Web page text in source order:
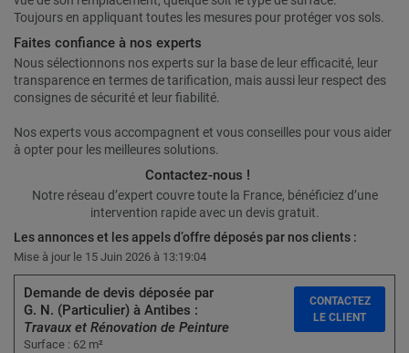
Toujours en appliquant toutes les mesures pour protéger vos sols.
Faites confiance à nos experts
Nous sélectionnons nos experts sur la base de leur efficacité, leur
transparence en termes de tarification, mais aussi leur respect des
consignes de sécurité et leur fiabilité.
Nos experts vous accompagnent et vous conseilles pour vous aider
à opter pour les meilleures solutions.
Contactez-nous !
Notre réseau d’expert couvre toute la France, bénéficiez d’une
intervention rapide avec un devis gratuit.
Les annonces et les appels d’offre déposés par nos clients :
Mise à jour le 15 Juin 2026 à 13:19:04
Demande de devis déposée par
G. N. (Particulier) à Antibes :
Travaux et Rénovation de Peinture
Surface : 62 m²
CONTACTEZ
LE CLIENT